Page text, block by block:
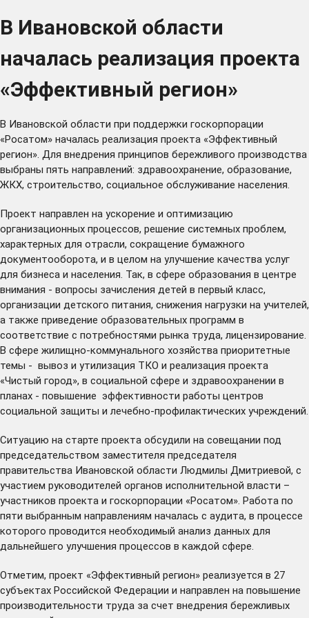
В Ивановской области
началась реализация проекта
«Эффективный регион»
В Ивановской области при поддержки госкорпорации
«Росатом» началась реализация проекта «Эффективный
регион». Для внедрения принципов бережливого производства
выбраны пять направлений: здравоохранение, образование,
ЖКХ, строительство, социальное обслуживание населения.
Проект направлен на ускорение и оптимизацию
организационных процессов, решение системных проблем,
характерных для отрасли, сокращение бумажного
документооборота, и в целом на улучшение качества услуг
для бизнеса и населения. Так, в сфере образования в центре
внимания - вопросы зачисления детей в первый класс,
организации детского питания, снижения нагрузки на учителей,
а также приведение образовательных программ в
соответствие с потребностями рынка труда, лицензирование.
В сфере жилищно-коммунального хозяйства приоритетные
темы - вывоз и утилизация ТКО и реализация проекта
«Чистый город», в социальной сфере и здравоохранении в
планах - повышение эффективности работы центров
социальной защиты и лечебно-профилактических учреждений.
Ситуацию на старте проекта обсудили на совещании под
председательством заместителя председателя
правительства Ивановской области Людмилы Дмитриевой, с
участием руководителей органов исполнительной власти –
участников проекта и госкорпорации «Росатом». Работа по
пяти выбранным направлениям началась с аудита, в процессе
которого проводится необходимый анализ данных для
дальнейшего улучшения процессов в каждой сфере.
Отметим, проект «Эффективный регион» реализуется в 27
субъектах Российской Федерации и направлен на повышение
производительности труда за счет внедрения бережливых